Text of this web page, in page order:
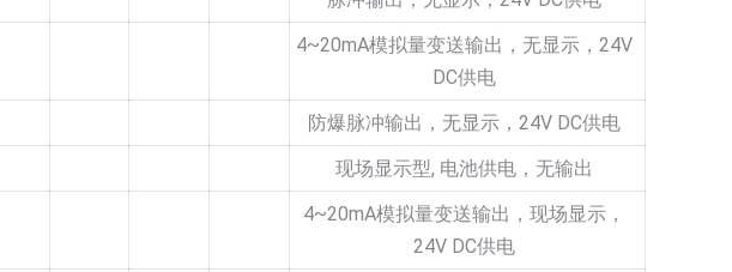
4~20mA模拟量变送输出，无显示，24V
DC供电
防爆脉冲输出，无显示，24V DC供电
现场显示型, 电池供电，无输出
4~20mA模拟量变送输出，现场显示，
24V DC供电